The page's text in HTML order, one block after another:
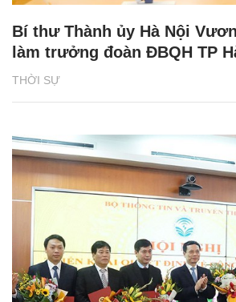
THỜI SỰ
Bí thư Thành ủy Hà Nội
làm trưởng đoàn ĐBQH TP